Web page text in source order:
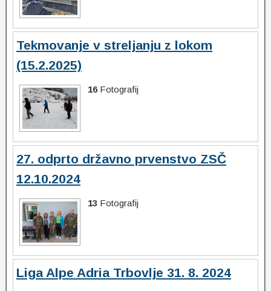
Tekmovanje v streljanju z lokom
(15.2.2025)
16Fotografij
27. odprto državno prvenstvo ZSČ
12.10.2024
13 Fotografij
Liga Alpe Adria Trbovlje 31. 8. 2024